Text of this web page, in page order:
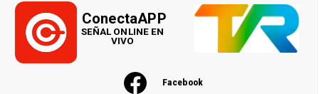
Facebook
ConectaAPP
SEÑAL ONLINE EN
VIVO